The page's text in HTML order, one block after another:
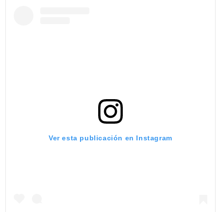
Ver esta publicación en Instagram